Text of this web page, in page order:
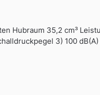
Hubraum 35,2 cm³
3) 100